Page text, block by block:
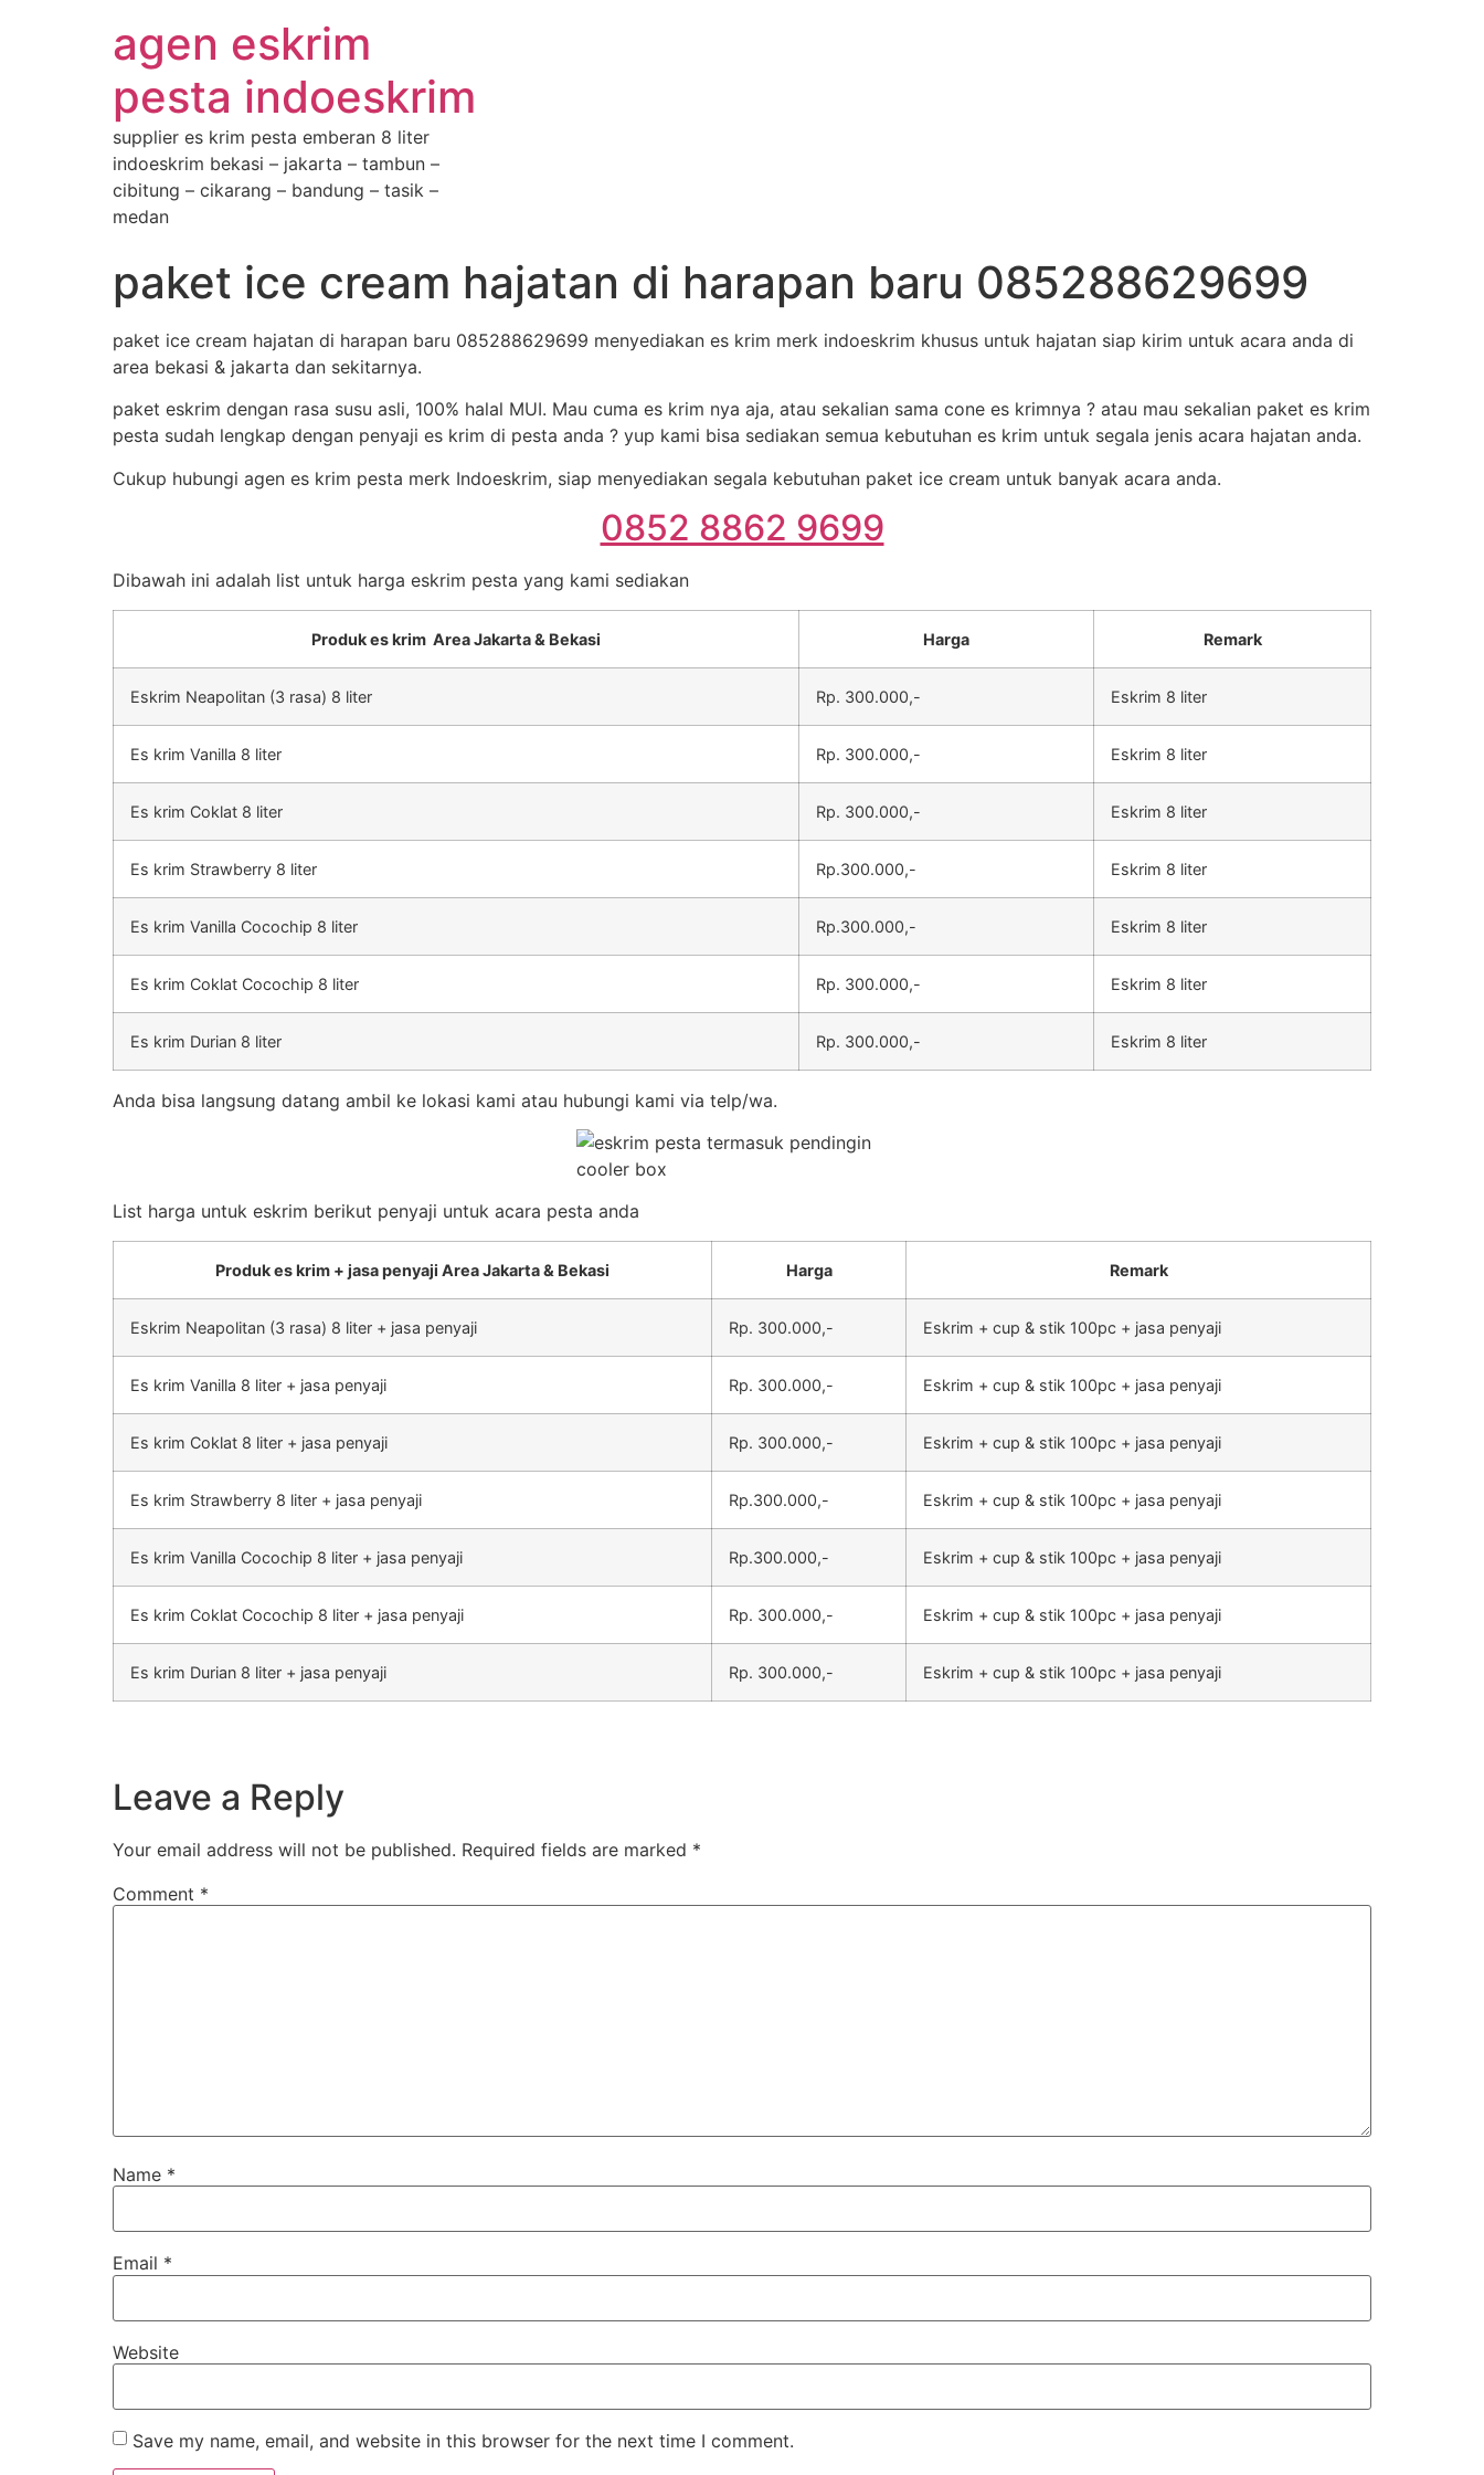
agen eskrim
pesta indoeskrim
supplier es krim pesta emberan 8 liter
indoeskrim bekasi – jakarta – tambun –
cibitung – cikarang – bandung – tasik –
medan
paket ice cream hajatan di harapan baru 085288629699
paket ice cream hajatan di harapan baru 085288629699 menyediakan es krim merk indoeskrim khusus untuk hajatan siap kirim untuk acara anda di
area bekasi & jakarta dan sekitarnya.
paket eskrim dengan rasa susu asli, 100% halal MUI. Mau cuma es krim nya aja, atau sekalian sama cone es krimnya ? atau mau sekalian paket es krim
pesta sudah lengkap dengan penyaji es krim di pesta anda ? yup kami bisa sediakan semua kebutuhan es krim untuk segala jenis acara hajatan anda.
Cukup hubungi agen es krim pesta merk Indoeskrim, siap menyediakan segala kebutuhan paket ice cream untuk banyak acara anda.
0852 8862 9699
Dibawah ini adalah list untuk harga eskrim pesta yang kami sediakan
Produk es krim Area Jakarta & Bekasi Harga Remark
Eskrim Neapolitan (3 rasa) 8 liter Rp. 300.000,- Eskrim 8 liter
Es krim Vanilla 8 liter Rp. 300.000,- Eskrim 8 liter
Es krim Coklat 8 liter Rp. 300.000,- Eskrim 8 liter
Es krim Strawberry 8 liter Rp.300.000,- Eskrim 8 liter
Es krim Vanilla Cocochip 8 liter Rp.300.000,- Eskrim 8 liter
Es krim Coklat Cocochip 8 liter Rp. 300.000,- Eskrim 8 liter
Es krim Durian 8 liter Rp. 300.000,- Eskrim 8 liter
Anda bisa langsung datang ambil ke lokasi kami atau hubungi kami via telp/wa.
List harga untuk eskrim berikut penyaji untuk acara pesta anda
Produk es krim + jasa penyaji Area Jakarta & Bekasi Harga Remark
Eskrim Neapolitan (3 rasa) 8 liter + jasa penyaji Rp. 300.000,- Eskrim + cup & stik 100pc + jasa penyaji
Es krim Vanilla 8 liter + jasa penyaji Rp. 300.000,- Eskrim + cup & stik 100pc + jasa penyaji
Es krim Coklat 8 liter + jasa penyaji Rp. 300.000,- Eskrim + cup & stik 100pc + jasa penyaji
Es krim Strawberry 8 liter + jasa penyaji Rp.300.000,- Eskrim + cup & stik 100pc + jasa penyaji
Es krim Vanilla Cocochip 8 liter + jasa penyaji Rp.300.000,- Eskrim + cup & stik 100pc + jasa penyaji
Es krim Coklat Cocochip 8 liter + jasa penyaji Rp. 300.000,- Eskrim + cup & stik 100pc + jasa penyaji
Es krim Durian 8 liter + jasa penyaji Rp. 300.000,- Eskrim + cup & stik 100pc + jasa penyaji
Leave a Reply
Your email address will not be published. Required fields are marked *
Comment *
Name *
Email *
Website
Save my name, email, and website in this browser for the next time I comment.